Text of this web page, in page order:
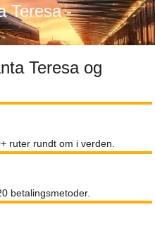
Teresa -
Teresa og
ruter rundt om i verden.
betalingsmetoder.